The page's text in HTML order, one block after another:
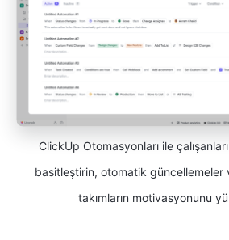
ClickUp Otomasyonları ile
basitleştirin, otomatik güncellemeler
takımların motivasyonunu